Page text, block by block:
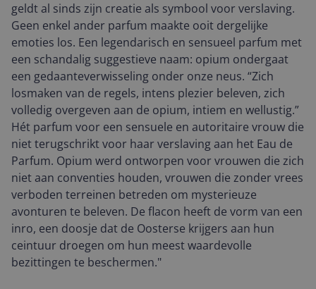
geldt al sinds zijn creatie als symbool voor verslaving.
Geen enkel ander parfum maakte ooit dergelijke
emoties los. Een legendarisch en sensueel parfum met
een schandalig suggestieve naam: opium ondergaat
een gedaanteverwisseling onder onze neus. “Zich
losmaken van de regels, intens plezier beleven, zich
volledig overgeven aan de opium, intiem en wellustig.”
Hét parfum voor een sensuele en autoritaire vrouw die
niet terugschrikt voor haar verslaving aan het Eau de
Parfum. Opium werd ontworpen voor vrouwen die zich
niet aan conventies houden, vrouwen die zonder vrees
verboden terreinen betreden om mysterieuze
avonturen te beleven. De flacon heeft de vorm van een
inro, een doosje dat de Oosterse krijgers aan hun
ceintuur droegen om hun meest waardevolle
bezittingen te beschermen."